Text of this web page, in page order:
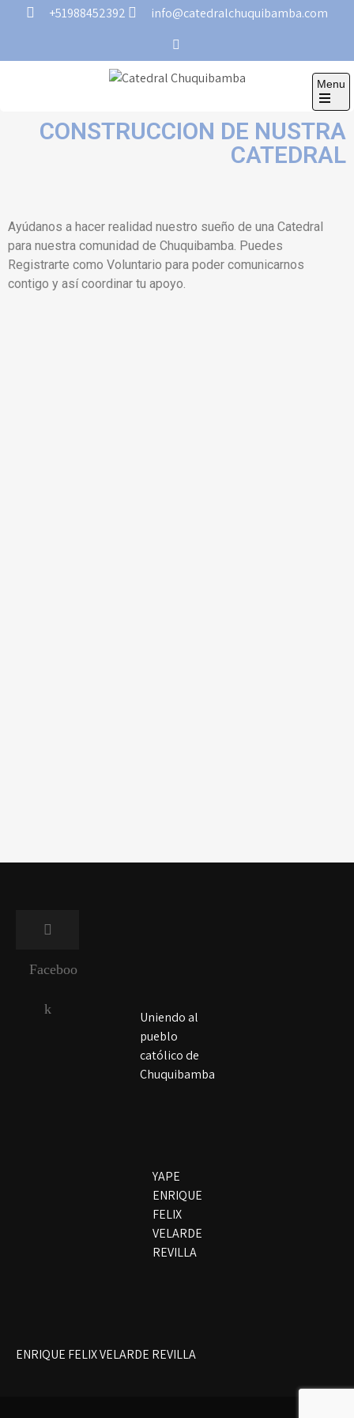
+51988452392 info@catedralchuquibamba.com
Chuquibamba
Menu
CONSTRUCCION DE NUSTRA
CATEDRAL
Ayúdanos a hacer realidad nuestro sueño de una Catedral
para nuestra comunidad de Chuquibamba. Puedes
Registrarte como Voluntario para poder comunicarnos
contigo y así coordinar tu apoyo.
Faceboo
k
Uniendo al
pueblo
católico de
Chuquibamba
YAPE
ENRIQUE
FELIX
VELARDE
REVILLA
ENRIQUE FELIX VELARDE REVILLA